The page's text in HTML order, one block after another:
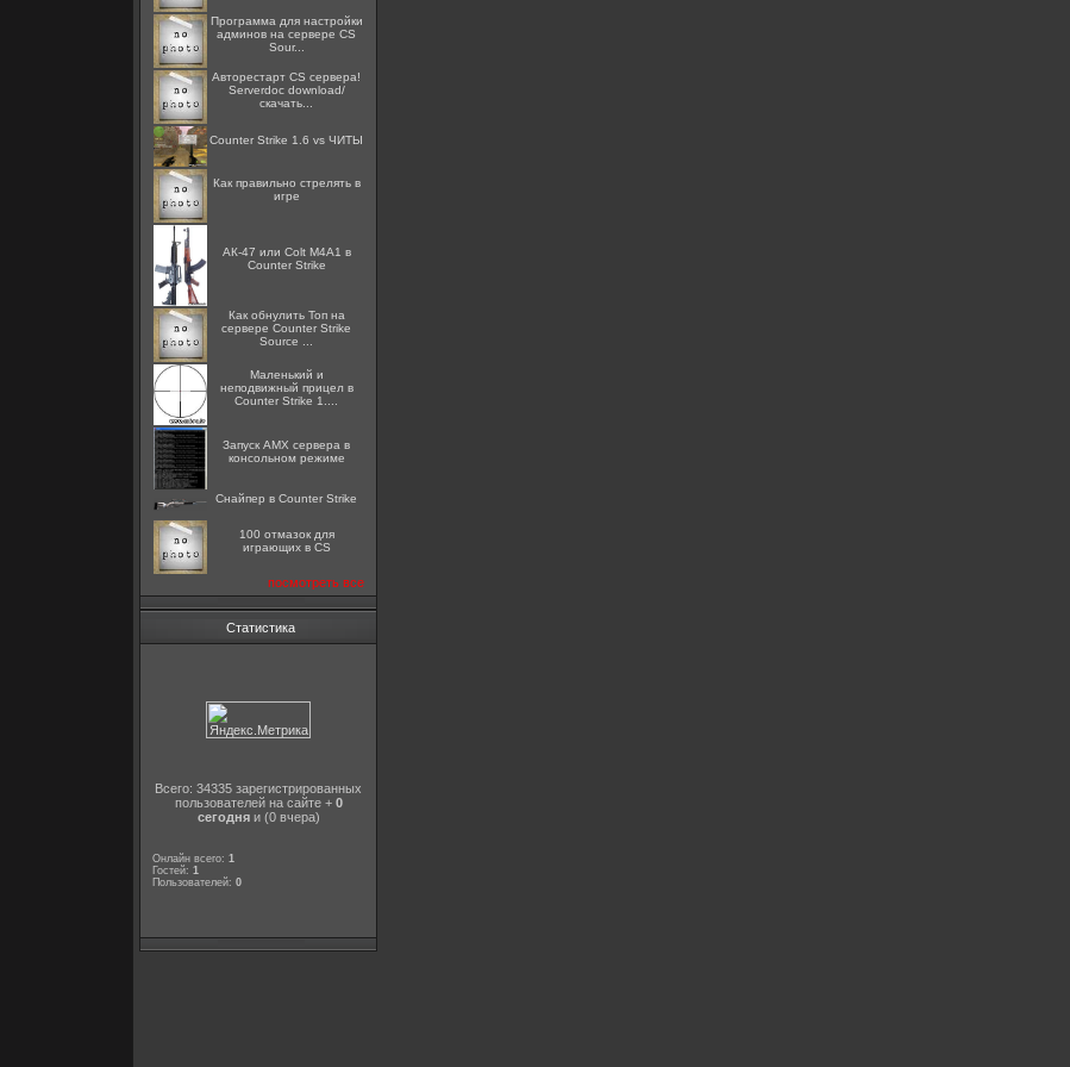
Программа для настройки
админов на сервере CS
Sour...
Авторестарт CS сервера!
Serverdoc download/
скачать...
Counter Strike 1.6 vs ЧИТЫ
Как правильно стрелять в
игре
АК-47 или Colt M4A1 в
Counter Strike
Как обнулить Топ на
сервере Counter Strike
Source ...
Маленький и
неподвижный прицел в
Counter Strike 1....
Запуск AMX сервера в
консольном режиме
Снайпер в Counter Strike
100 отмазок для
играющих в CS
посмотреть все
Статистика
Всего: 34335 зарегистрированных
пользователей на сайте + 0
сегодняи (0 вчера)
Онлайн всего: 1
Гостей: 1
Пользователей: 0